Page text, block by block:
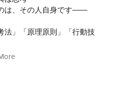
は、その人自身です――
法」「原理原則」「行動技
る